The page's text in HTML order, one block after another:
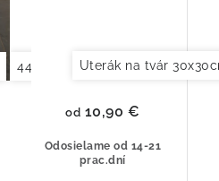
44/45 Uterák na tvár
Odosielame od 14-21
prac.dní
od 10,90 €